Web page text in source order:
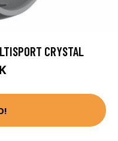
CRYSTAL